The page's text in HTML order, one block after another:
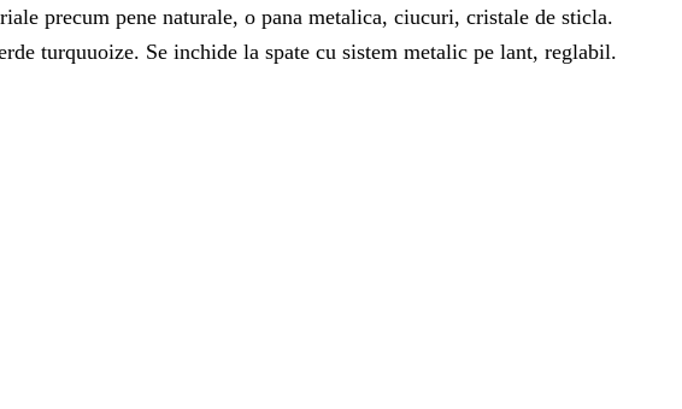
precum pene naturale, o pana metalica, ciucuri, cristale de sticla.
turquuoize. Se inchide la spate cu sistem metalic pe lant, reglabil.